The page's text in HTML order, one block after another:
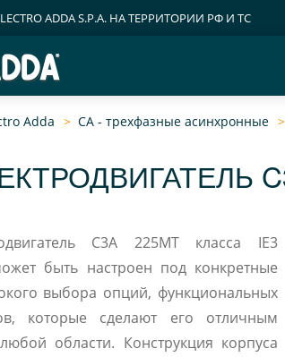
ADDA S.P.A. НА ТЕРРИТОРИИ РФ И ТС
Adda CA - трехфазные асинхронные
C3A 225MT класса IE3
быть настроен под конкретные
выбора опций, функциональных
которые сделают его отличным
области. Конструкция корпуса